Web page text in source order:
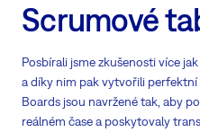
Scrumové
Posbírali jsme zkušenosti více
a díky nim pak vytvořili
Boards jsou navržené tak, aby
reálném čase a poskytovaly